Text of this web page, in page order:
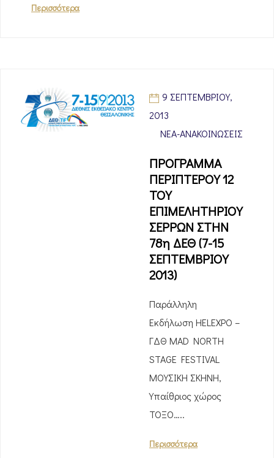
Περισσότερα
9 ΣΕΠΤΕΜΒΡΊΟΥ,
2013
ΝΈΑ-ΑΝΑΚΟΙΝΏΣΕΙΣ
ΠΡΟΓΡΑΜΜΑ
ΠΕΡΙΠΤΕΡΟΥ 12
ΤΟΥ
ΕΠΙΜΕΛΗΤΗΡΙΟΥ
ΣΕΡΡΩΝ ΣΤΗΝ
78η ΔΕΘ (7-15
ΣΕΠΤΕΜΒΡΙΟΥ
2013)
Παράλληλη
Εκδήλωση HELEXPO –
ΓΔΘ MAD NORTH
STAGE FESTIVAL
ΜΟΥΣΙΚΗ ΣΚΗΝΗ,
Υπαίθριος χώρος
ΤΟΞΟ…..
Περισσότερα